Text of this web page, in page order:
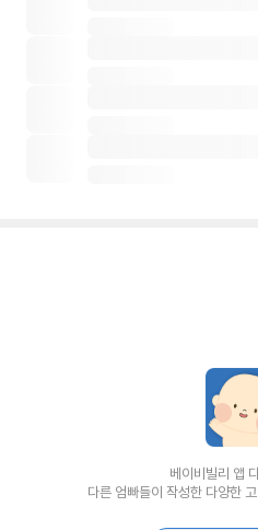
베이비빌리 앱
다른 엄빠들이 작성한 다양한